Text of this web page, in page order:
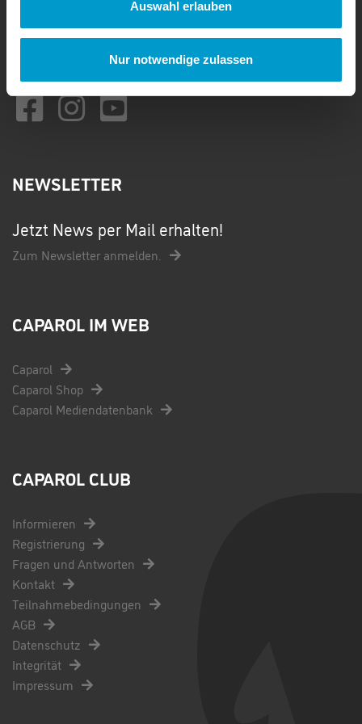
Auswahl erlauben
Nur notwendige zulassen
02273 / 952 958 50
Montag - Donnerstag: 09:00 bis 17:00 Uhr
kontakt@caparol-club.de
NEWSLETTER
Jetzt News per Mail erhalten!
Zum Newsletter anmelden.
CAPAROL IM WEB
Caparol
Caparol Shop
Caparol Mediendatenbank
CAPAROL CLUB
Informieren
Registrierung
Fragen und Antworten
Kontakt
Teilnahmebedingungen
AGB
Datenschutz
Integrität
Impressum